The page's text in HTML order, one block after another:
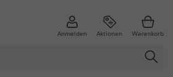
Anmelden Aktionen Warenkorb